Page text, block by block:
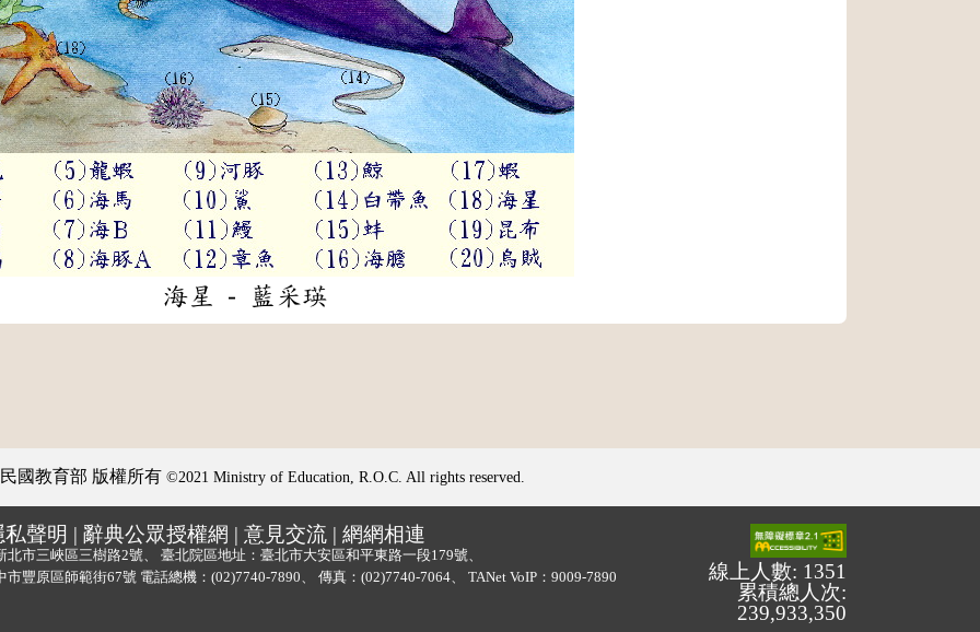
海星 - 藍采瑛
國教育部 版權所有 ©2021 Ministry of Education, R.O.C. All rights reserved.
聲明 | 辭典公眾授權網 | 意見交流 | 網網相連
市三峽區三樹路2號、
臺北院區地址：臺北市大安區和平東路一段179號、
市豐原區師範街67號 電話總機： (02)7740-7890、 傳真：(02)7740-7064、 TANet VoIP：9009-7890
線上人數: 1351
累積總人次:
239,933,350